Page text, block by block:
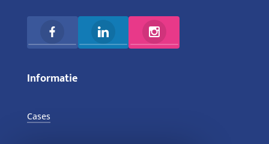
Informatie
Cases